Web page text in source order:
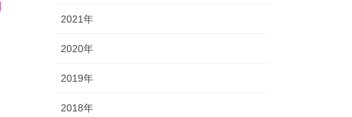
2021年
2020年
2019年
2018年